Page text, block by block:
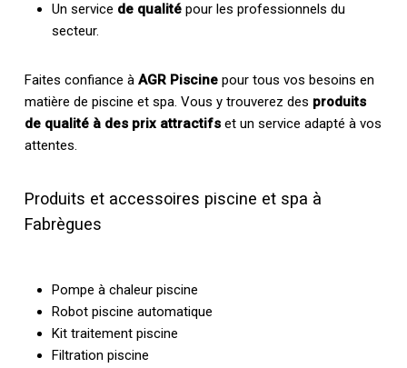
Un service de qualitépour les professionnels du
secteur.
Faites confiance à AGR Piscinepour tous vos besoins en
matière de piscine et spa. Vous y trouverez des produits
de qualité à des prix attractifset un service adapté à vos
attentes.
Produits et accessoires piscine et spa à
Fabrègues
Pompe à chaleur piscine
Robot piscine automatique
Kit traitement piscine
Filtration piscine